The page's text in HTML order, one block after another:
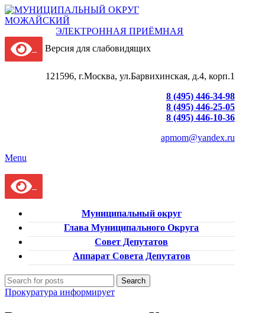
ЭЛЕКТРОННАЯ ПРИЁМНАЯ
Версия для слабовидящих
121596, г.Москва, ул.Барвихинская, д.4, корп.1
8 (495) 446-34-98
8 (495) 446-25-05
8 (495) 446-10-36
apmom@yandex.ru
Menu
Муниципальный округ
Глава Муниципального Округа
Совет Депутатов
Аппарат Совета Депутатов
Search
Прокуратура информирует